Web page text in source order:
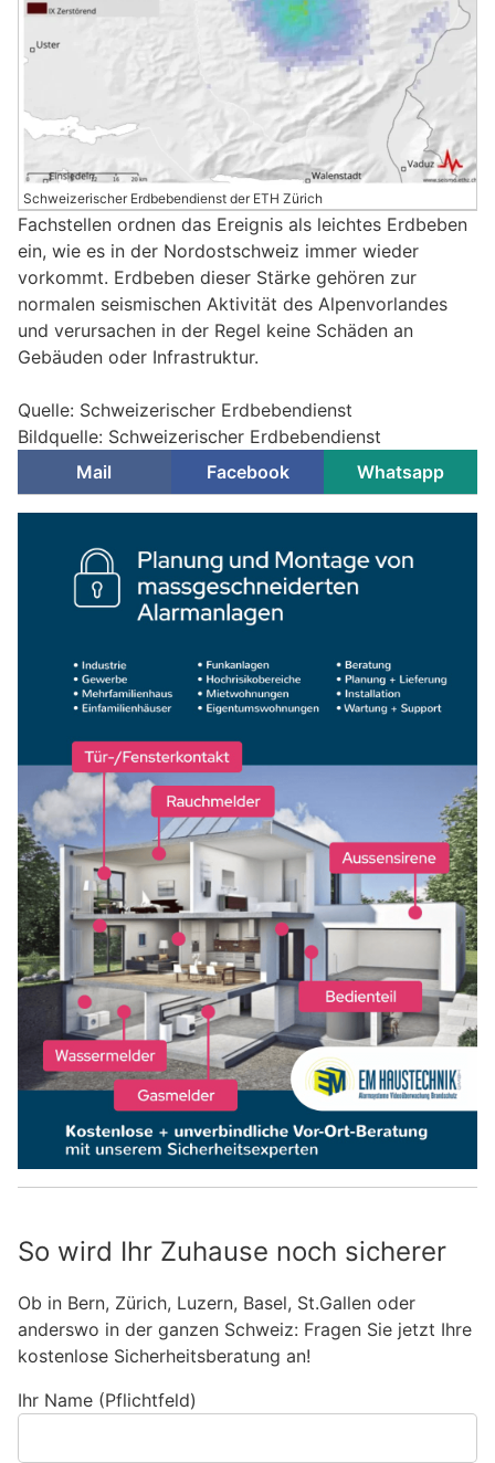
Schweizerischer Erdbebendienst der ETH Zürich
Fachstellen ordnen das Ereignis als leichtes Erdbeben
ein, wie es in der Nordostschweiz immer wieder
vorkommt. Erdbeben dieser Stärke gehören zur
normalen seismischen Aktivität des Alpenvorlandes
und verursachen in der Regel keine Schäden an
Gebäuden oder Infrastruktur.
Quelle: Schweizerischer Erdbebendienst
Bildquelle: Schweizerischer Erdbebendienst
Mail
Facebook Whatsapp
So wird Ihr Zuhause noch sicherer
Ob in Bern, Zürich, Luzern, Basel, St.Gallen oder
anderswo in der ganzen Schweiz: Fragen Sie jetzt Ihre
kostenlose Sicherheitsberatung an!
Ihr Name (Pflichtfeld)